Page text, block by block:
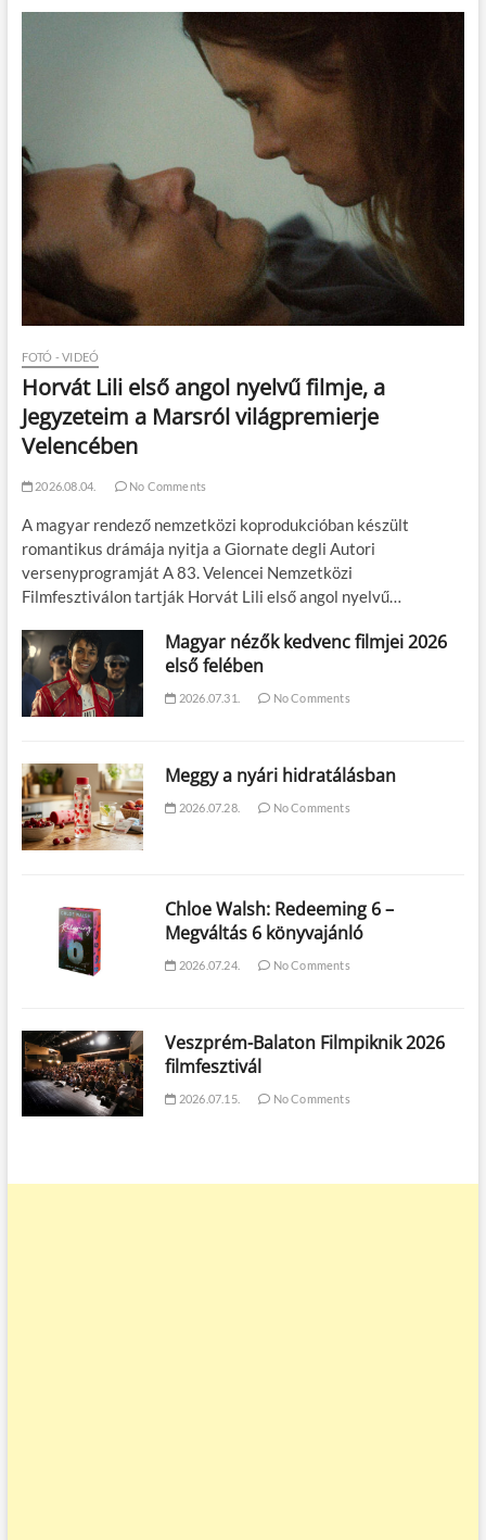
FOTÓ - VIDEÓ
Horvát Lili első angol nyelvű filmje, a
Jegyzeteim a Marsról világpremierje
Velencében
2026.08.04. No Comments
A magyar rendező nemzetközi koprodukcióban készült
romantikus drámája nyitja a Giornate degli Autori
versenyprogramját A 83. Velencei Nemzetközi
Filmfesztiválon tartják Horvát Lili első angol nyelvű…
Magyar nézők kedvenc filmjei 2026
első felében
2026.07.31. No Comments
Meggy a nyári hidratálásban
2026.07.28. No Comments
Chloe Walsh: Redeeming 6 –
Megváltás 6 könyvajánló
2026.07.24. No Comments
Veszprém-Balaton Filmpiknik 2026
filmfesztivál
2026.07.15. No Comments